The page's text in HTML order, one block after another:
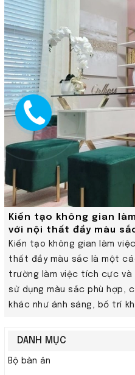
Kiến tạo không gian
với nội thất đầy màu
Kiến tạo không gian làm
thất đầy màu sắc là một
trường làm việc tích cực và
sử dụng màu sắc phù hợp,
khác như ánh sáng, bố trí
DANH MỤC
Bộ bàn ăn